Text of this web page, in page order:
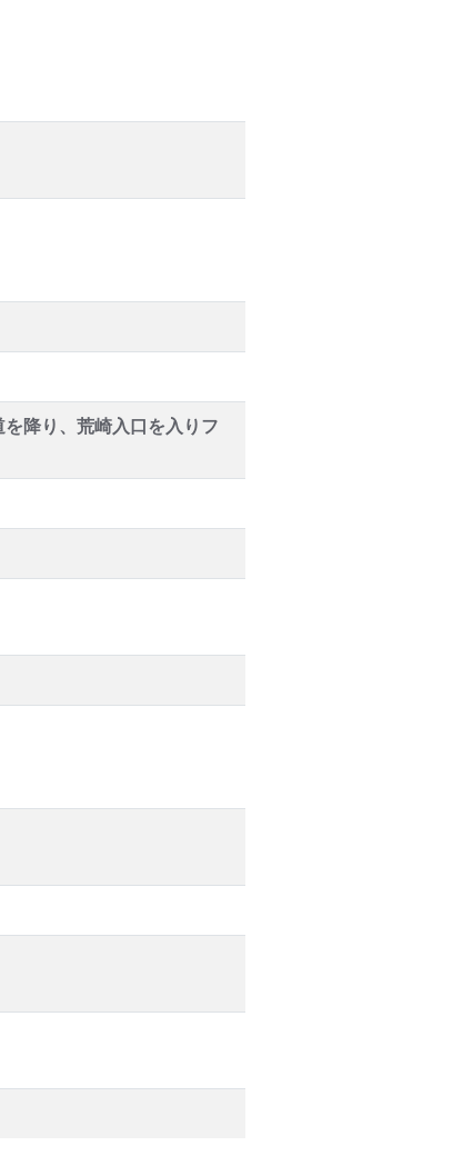
降り、荒崎入口を入りフ